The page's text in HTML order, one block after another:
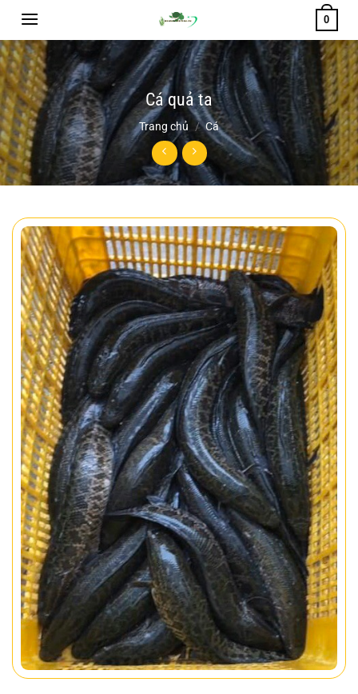
nội
dung
0
Cá quả ta
Trang chủ / Cá